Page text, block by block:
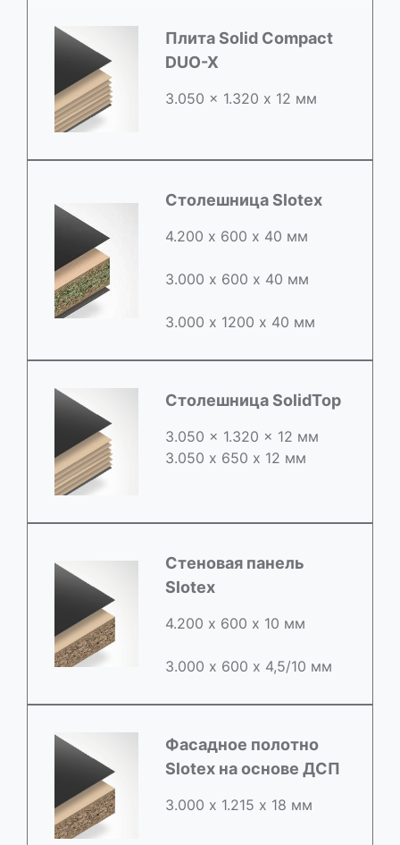
Плита Solid Compact
DUO-X
3.050 x 1.320 х 12 мм
Столешница Slotex
4.200 х 600 х 40 мм
3.000 х 600 х 40 мм
3.000 х 1200 х 40 мм
Столешница SolidTop
3.050 x 1.320 x 12 мм
3.050 х 650 х 12 мм
Стеновая панель
Slotex
4.200 х 600 х 10 мм
3.000 х 600 х 4,5/10 мм
Фасадное полотно
Slotex на основе ДСП
3.000 х 1.215 х 18 мм